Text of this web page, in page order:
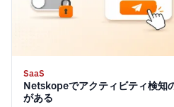
SaaS
Netskopeでアクティビティ検知
がある